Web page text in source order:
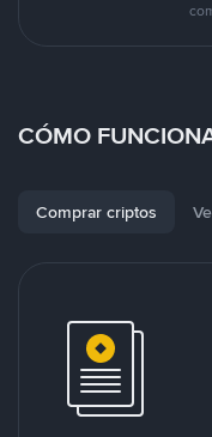
CÓMO
Comprar criptos